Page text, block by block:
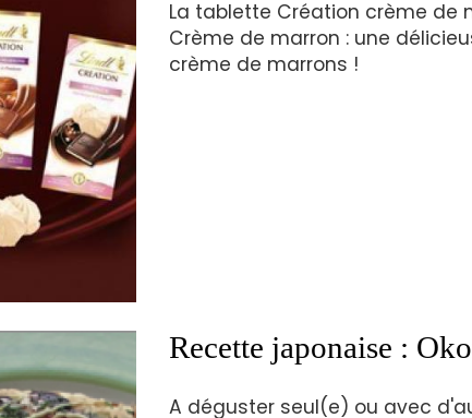
La tablette Création crème de
Crème de marron : une
crème de marrons !
Recette japonaise :
A déguster seul(e) ou avec